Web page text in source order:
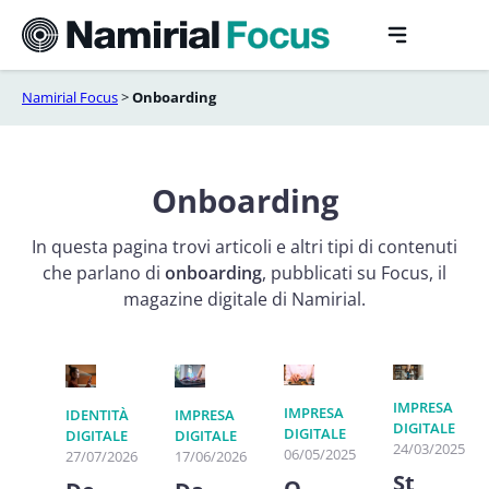
contenuto
Namirial Focus>Onboarding
Onboarding
In questa pagina trovi articoli e altri tipi di contenuti
che parlano di onboarding, pubblicati su Focus, il
magazine digitale di Namirial.
IDENTITÀ
DIGITALE
27/07/2026
IMPRESA
DIGITALE
17/06/2026
IMPRESA
DIGITALE
06/05/2025
IMPRESA
DIGITALE
24/03/2025
St